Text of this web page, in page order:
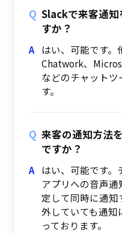
Slackで来客通
すか？
はい、可能です。
Chatwork、
などのチャット
す。
来客の通知方法
ですか？
はい、可能です。
アプリへの音声
定して同時に通知
外していても通
っております。